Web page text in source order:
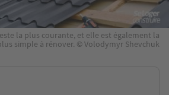
la plus courante, et elle est également la
simple à rénover. © Volodymyr Shevchuk